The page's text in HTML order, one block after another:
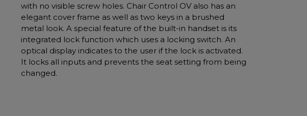
with no visible screw holes. Chair Control OV also has an
elegant cover frame as well as two keys in a brushed
metal look. A special feature of the built-in handset is its
integrated lock function which uses a locking switch. An
optical display indicates to the user if the lock is activated.
It locks all inputs and prevents the seat setting from being
changed.